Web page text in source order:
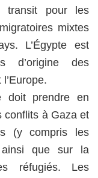
transit pour les
mixtes
L’Égypte est
d’origine des
doit prendre en
conflits à Gaza et
(y compris les
ainsi que sur la
réfugiés. Les